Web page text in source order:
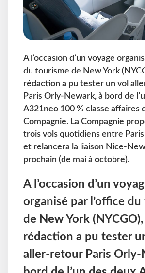
A l’occasion d’un voyage
du tourisme de New York
rédaction a pu tester un vol
Paris Orly-Newark, à bord de
A321neo 100 % classe affaires
Compagnie. La Compagnie
trois vols quotidiens entre
et relancera la liaison Nice-New
prochain (de mai à octobre).
A l’occasion d’un
organisé par l’office
de New York (NYCGO),
rédaction a pu tester
aller-retour Paris Orly-